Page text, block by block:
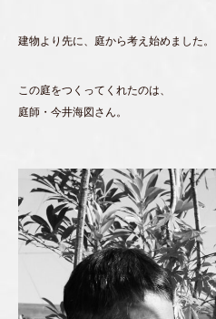
建物より先に、庭から考え始めました。
この庭をつくってくれたのは、
庭師・今井海図さん。